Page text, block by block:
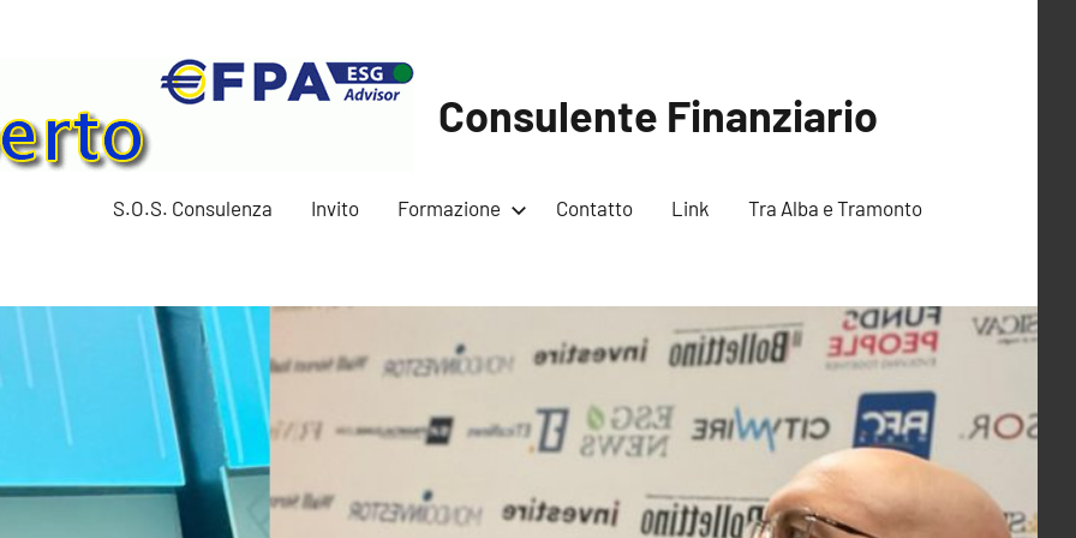
Consulente Finanziario
S.O.S. Consulenza Invito Formazione Contatto Link Tra Alba e Tramonto